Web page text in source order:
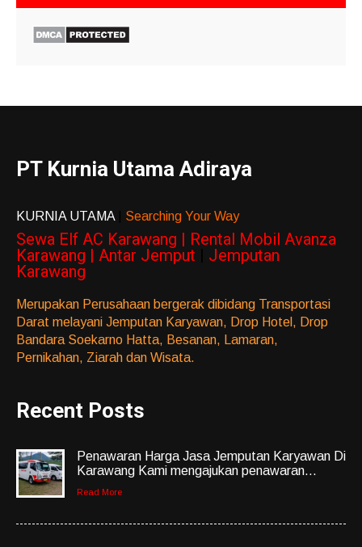
PT Kurnia Utama Adiraya
KURNIA UTAMA Searching Your Way
Sewa Elf AC Karawang | Rental Mobil Avanza
Karawang | Antar Jemput
Jemputan
Karawang
Merupakan Perusahaan bergerak dibidang Transportasi
Darat melayani Jemputan Karyawan, Drop Hotel, Drop
Bandara Soekarno Hatta, Besanan, Lamaran,
Pernikahan, Ziarah dan Wisata.
Recent Posts
Penawaran Harga Jasa Jemputan Karyawan Di
Karawang Kami mengajukan penawaran...
Read More